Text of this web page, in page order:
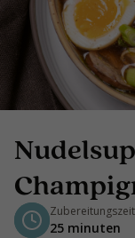
Zubereitungszeit
25 minuten